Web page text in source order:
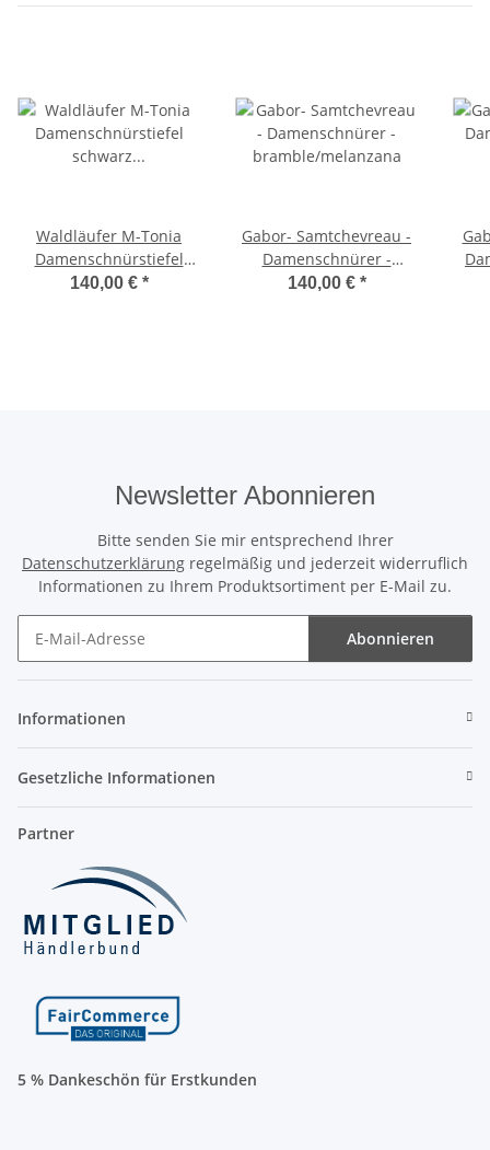
Waldläufer M-Tonia
Damenschnürstiefel
schwarz Weite M
140,00 € *
Gabor- Samtchevreau -
Damenschnürer -
bramble/melanzana
140,00 € *
Newsletter Abonnieren
Bitte senden Sie mir entsprechend Ihrer
Datenschutzerklärung regelmäßig und jederzeit widerruflich
Informationen zu Ihrem Produktsortiment per E-Mail zu.
Abonnieren
Informationen
Gesetzliche Informationen
Partner
5 % Dankeschön für Erstkunden